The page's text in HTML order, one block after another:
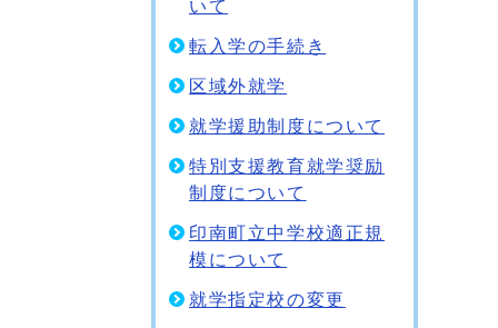
いて
転入学の手続き
区域外就学
就学援助制度について
特別支援教育就学奨励
制度について
印南町立中学校適正規
模について
就学指定校の変更